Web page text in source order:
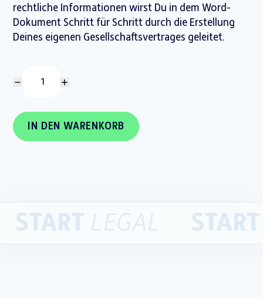
rechtliche Informationen wirst Du in dem Word-
Dokument Schritt für Schritt durch die Erstellung
Deines eigenen Gesellschaftsvertrages geleitet.
IN DEN WARENKORB
START LEGAL